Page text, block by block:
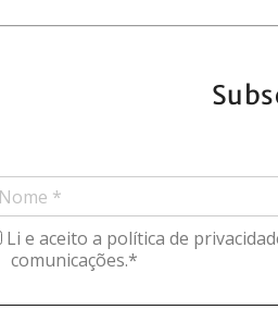
Li e aceito a política de
comunicações.*